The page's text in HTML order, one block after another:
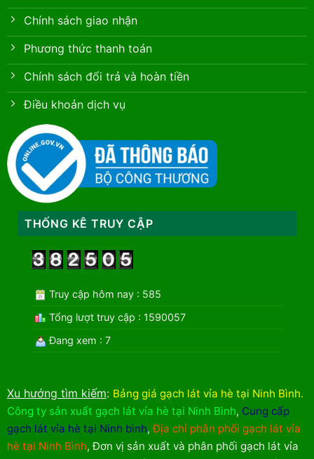
Chính sách giao nhận
Phương thức thanh toán
Chính sách đổi trả và hoàn tiền
Điều khoản dịch vụ
THỐNG KÊ TRUY CẬP
Truy cập hôm nay : 585
Tổng lượt truy cập : 1590057
Đang xem : 7
Xu hướng tìm kiếm: Bảng giá gạch lát vỉa hè tại Ninh Bình.
Công ty sản xuất gạch lát vỉa hè tại Ninh Bình, Cung cấp
gạch lát vỉa hè tại Ninh bình,Địa chỉ phân phối gạch lát vỉa
hè tại Ninh Bình,Đơn vị sản xuất và phân phối gạch lát vỉa